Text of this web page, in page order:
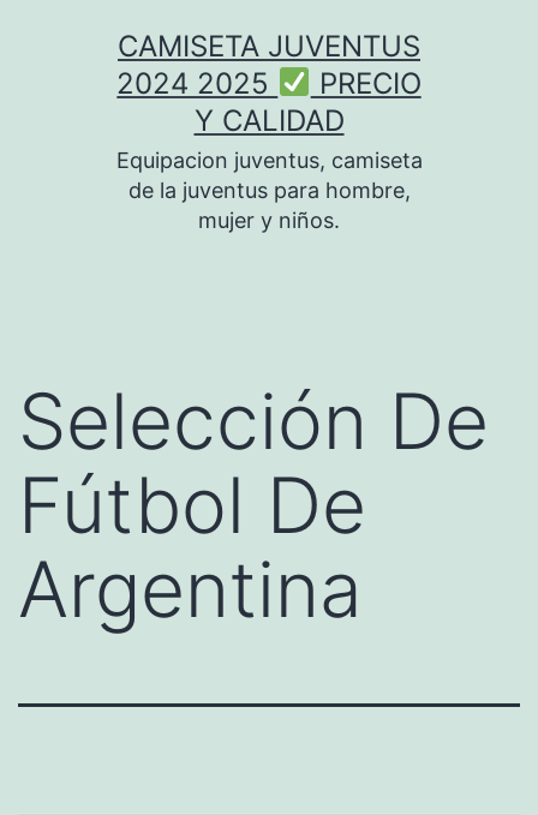
CAMISETA JUVENTUS
2024 2025
PRECIO
Y CALIDAD
Equipacion juventus, camiseta
de la juventus para hombre,
mujer y niños.
Selección De
Fútbol De
Argentina